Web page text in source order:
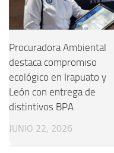
Procuradora Ambiental
destaca compromiso
ecológico en Irapuato y
León con entrega de
distintivos BPA
JUNIO 22, 2026